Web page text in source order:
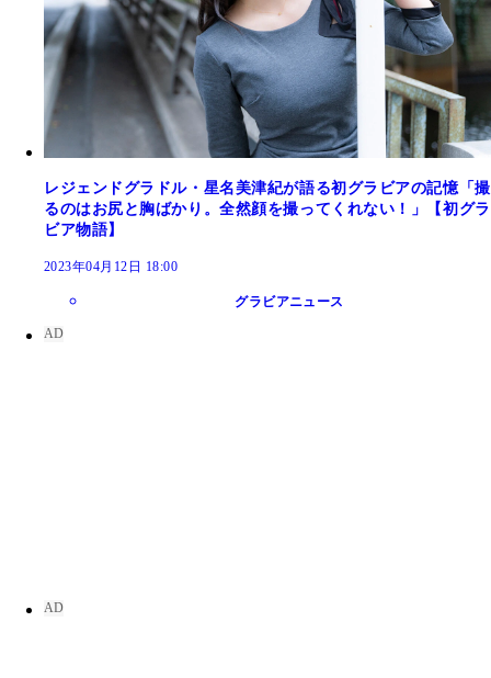
レジェンドグラドル・星名美津紀が語る初グラビアの記憶「撮
るのはお尻と胸ばかり。全然顔を撮ってくれない！」【初グラ
ビア物語】
2023年04月12日 18:00
グラビアニュース